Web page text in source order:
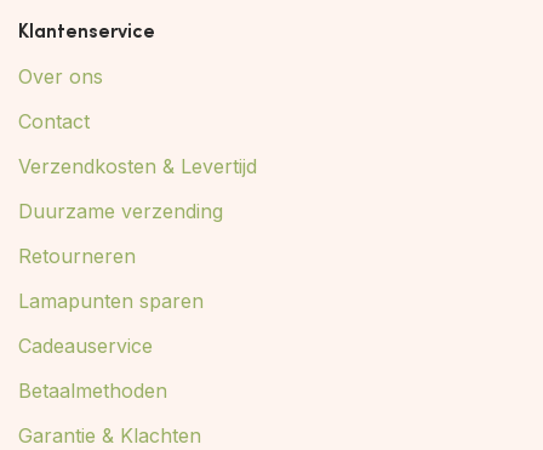
Klantenservice
Over ons
Contact
Verzendkosten & Levertijd
Duurzame verzending
Retourneren
Lamapunten sparen
Cadeauservice
Betaalmethoden
Garantie & Klachten